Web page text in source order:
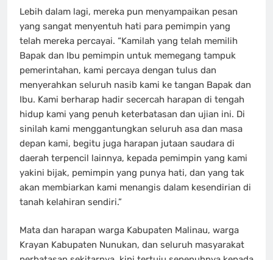
Lebih dalam lagi, mereka pun menyampaikan pesan
yang sangat menyentuh hati para pemimpin yang
telah mereka percayai. “Kamilah yang telah memilih
Bapak dan Ibu pemimpin untuk memegang tampuk
pemerintahan, kami percaya dengan tulus dan
menyerahkan seluruh nasib kami ke tangan Bapak dan
Ibu. Kami berharap hadir secercah harapan di tengah
hidup kami yang penuh keterbatasan dan ujian ini. Di
sinilah kami menggantungkan seluruh asa dan masa
depan kami, begitu juga harapan jutaan saudara di
daerah terpencil lainnya, kepada pemimpin yang kami
yakini bijak, pemimpin yang punya hati, dan yang tak
akan membiarkan kami menangis dalam kesendirian di
tanah kelahiran sendiri.”
Mata dan harapan warga Kabupaten Malinau, warga
Krayan Kabupaten Nunukan, dan seluruh masyarakat